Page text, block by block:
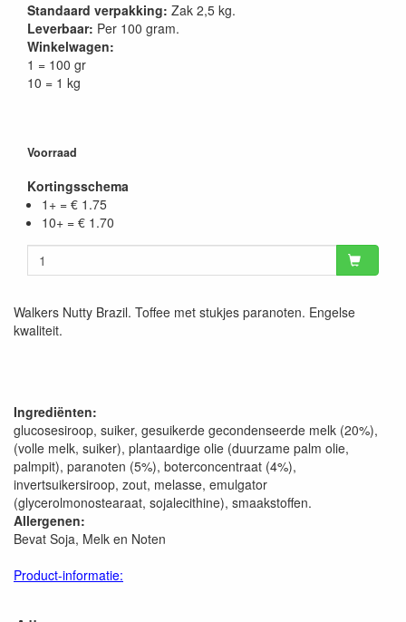
Standaard verpakking: Zak 2,5 kg.
Leverbaar: Per 100 gram.
Winkelwagen:
1 = 100 gr
10 = 1 kg
Voorraad
Kortingsschema
1+ = € 1.75
10+ = € 1.70
Walkers Nutty Brazil. Toffee met stukjes paranoten. Engelse
kwaliteit.
Ingrediënten:
glucosesiroop, suiker, gesuikerde gecondenseerde melk (20%),
(volle melk, suiker), plantaardige olie (duurzame palm olie,
palmpit), paranoten (5%), boterconcentraat (4%),
invertsuikersiroop, zout, melasse, emulgator
(glycerolmonostearaat, sojalecithine), smaakstoffen.
Allergenen:
Bevat Soja, Melk en Noten
Product-informatie: